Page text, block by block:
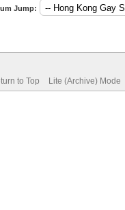
Jump:
to Top Lite (Archive) Mode